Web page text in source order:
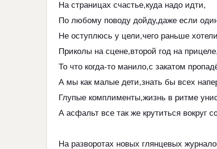
На страницах счастье,куда надо идти,
По любому поводу дойду,даже если
Не оступлюсь у цели,чего раньше
Приколы на сцене,второй год на
То что когда-то манило,с закатом
А мы как малые дети,знать бы всех
Глупые комплименты,жизнь в ритме
А асфальт все так же крутиться вокруг
На разворотах новых глянцевых